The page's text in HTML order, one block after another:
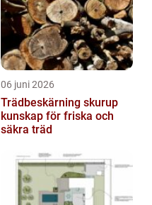
06 juni 2026
Trädbeskärning skurup
kunskap för friska och
säkra träd